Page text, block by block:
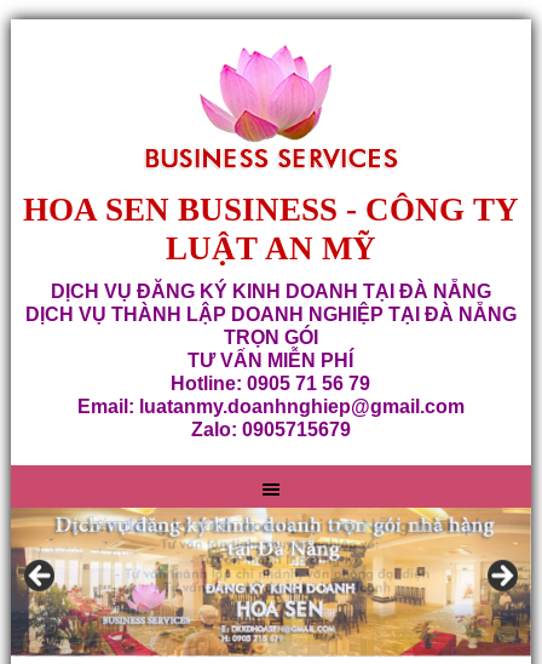
HOA SEN BUSINESS - CÔNG TY
LUẬT AN MỸ
DỊCH VỤ ĐĂNG KÝ KINH DOANH TẠI ĐÀ NẴNG
DỊCH VỤ THÀNH LẬP DOANH NGHIỆP TẠI ĐÀ NẴNG
TRỌN GÓI
TƯ VẤN MIỄN PHÍ
Hotline: 0905 71 56 79
Email: luatanmy.doanhnghiep@gmail.com
Zalo: 0905715679